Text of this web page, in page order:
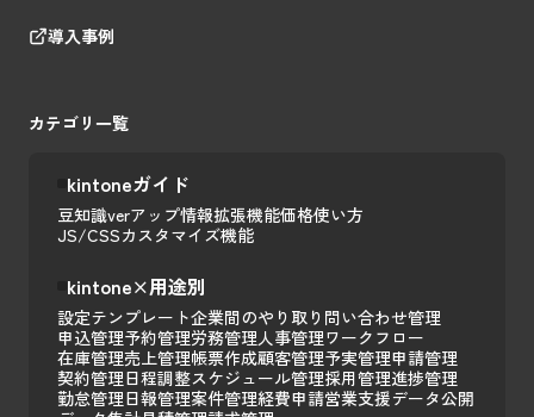
導入事例
カテゴリ一覧
kintoneガイド
豆知識verアップ情報拡張機能価格使い方
JS/CSSカスタマイズ機能
kintone×用途別
設定テンプレート企業間のやり取り 問い合わせ管理
申込管理予約管理労務管理人事管理ワークフロー
在庫管理売上管理帳票作成顧客管理予実管理申請管理
契約管理日程調整スケジュール管理採用管理進捗管理
勤怠管理日報管理案件管理経費申請営業支援データ公開